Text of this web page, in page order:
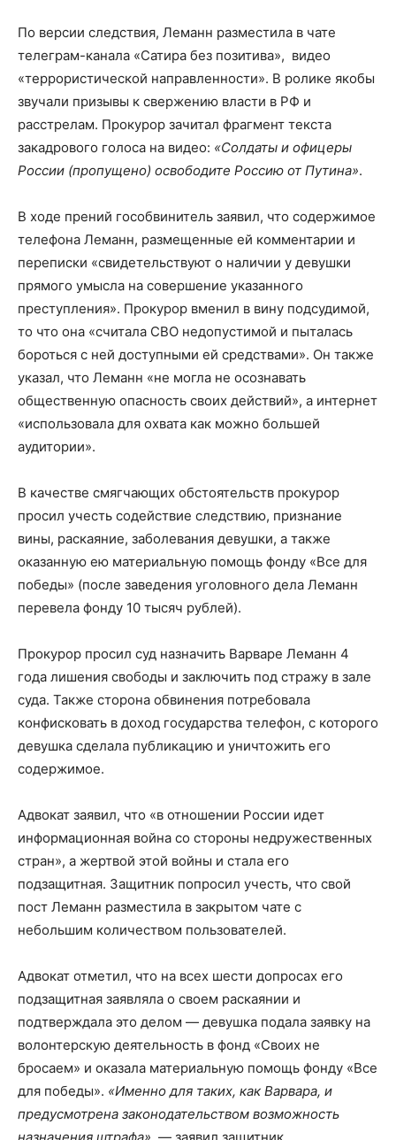
По версии следствия, Леманн разместила в чате
телеграм-канала «Сатира без позитива», видео
«террористической направленности». В ролике якобы
звучали призывы к свержению власти в РФ и
расстрелам. Прокурор зачитал фрагмент текста
закадрового голоса на видео: «Солдаты и офицеры
России (пропущено) освободите Россию от Путина».
В ходе прений гособвинитель заявил, что содержимое
телефона Леманн, размещенные ей комментарии и
переписки «свидетельствуют о наличии у девушки
прямого умысла на совершение указанного
преступления». Прокурор вменил в вину подсудимой,
то что она «считала СВО недопустимой и пыталась
бороться с ней доступными ей средствами». Он также
указал, что Леманн «не могла не осознавать
общественную опасность своих действий», а интернет
«использовала для охвата как можно большей
аудитории».
В качестве смягчающих обстоятельств прокурор
просил учесть содействие следствию, признание
вины, раскаяние, заболевания девушки, а также
оказанную ею материальную помощь фонду «Все для
победы» (после заведения уголовного дела Леманн
перевела фонду 10 тысяч рублей).
Прокурор просил суд назначить Варваре Леманн 4
года лишения свободы и заключить под стражу в зале
суда. Также сторона обвинения потребовала
конфисковать в доход государства телефон, с которого
девушка сделала публикацию и уничтожить его
содержимое.
Адвокат заявил, что «в отношении России идет
информационная война со стороны недружественных
стран», а жертвой этой войны и стала его
подзащитная. Защитник попросил учесть, что свой
пост Леманн разместила в закрытом чате с
небольшим количеством пользователей.
Адвокат отметил, что на всех шести допросах его
подзащитная заявляла о своем раскаянии и
подтверждала это делом — девушка подала заявку на
волонтерскую деятельность в фонд «Своих не
бросаем» и оказала материальную помощь фонду «Все
для победы». «Именно для таких, как Варвара, и
предусмотрена законодательством возможность